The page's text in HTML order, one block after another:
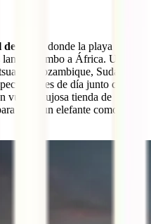
moda
donde la playa no sea
lanceis rumbo a África. Un
Mozambique, Sudáfrica
de día junto con la
vuestra lujosa tienda de
tener un elefante como